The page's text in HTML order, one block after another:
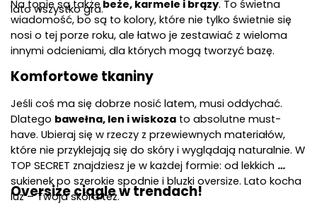
lato wszystko gra.
Na topie są także beże, karmele i brązy. To świetna
wiadomość, bo są to kolory, które nie tylko świetnie się
nosi o tej porze roku, ale łatwo je zestawiać z wieloma
innymi odcieniami, dla których mogą tworzyć bazę.
Komfortowe tkaniny
Jeśli coś ma się dobrze nosić latem, musi oddychać.
Dlatego bawełna, len i wiskoza to absolutne must-
have. Ubieraj się w rzeczy z przewiewnych materiałów,
które nie przyklejają się do skóry i wyglądają naturalnie. W
TOP SECRET znajdziesz je w każdej formie: od lekkich
sukienek po szerokie spodnie i bluzki oversize. Lato kocha
luz – Twoja skóra też.
Oversize ciągle w trendach!